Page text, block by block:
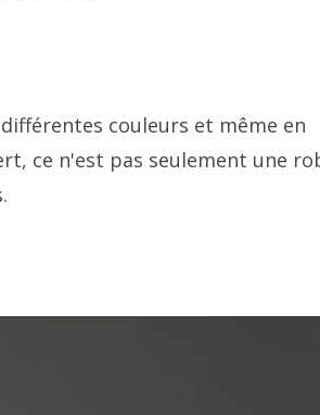
couleurs et même en
ce n'est pas seulement une